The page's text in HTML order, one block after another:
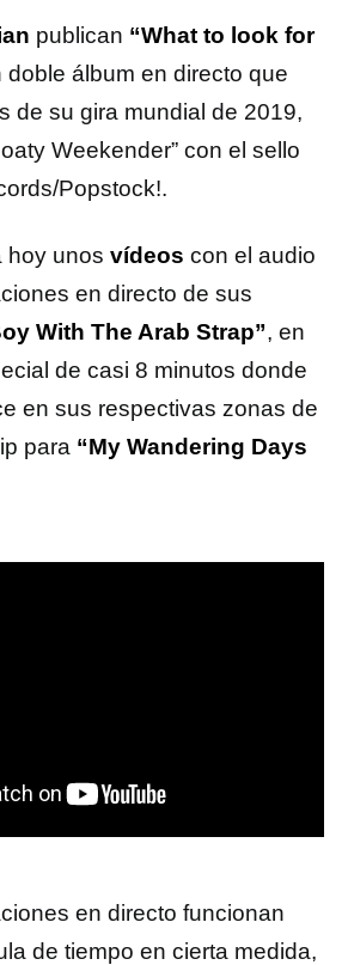
publican “What to look for
doble álbum en directo que
de su gira mundial de 2019,
Weekender” con el sello
Popstock!.
hoy unos vídeos con el audio
en directo de sus
With The Arab Strap”, en
de casi 8 minutos donde
en sus respectivas zonas de
para “My Wandering Days
en directo funcionan
de tiempo en cierta medida,